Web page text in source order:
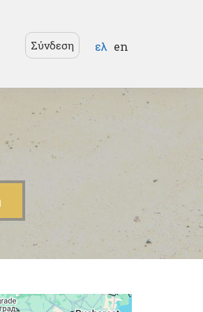
Σύνδεση Γλώσσες
ελ en